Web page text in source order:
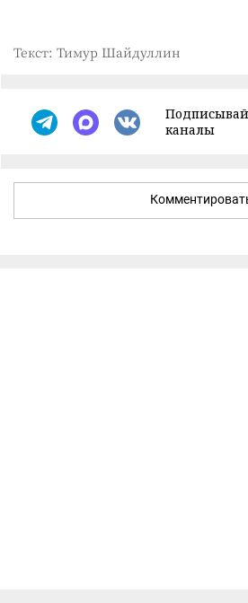
Текст: Тимур Шайдуллин
каналы